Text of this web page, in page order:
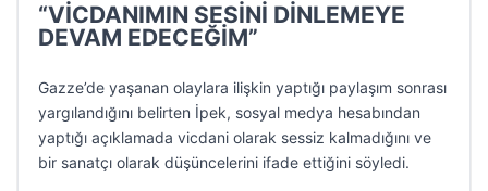
“VİCDANIMIN SESİNİ DİNLEMEYE
DEVAM EDECEĞİM”
Gazze’de yaşanan olaylara ilişkin yaptığı paylaşım sonrası
yargılandığını belirten İpek, sosyal medya hesabından
yaptığı açıklamada vicdani olarak sessiz kalmadığını ve
bir sanatçı olarak düşüncelerini ifade ettiğini söyledi.